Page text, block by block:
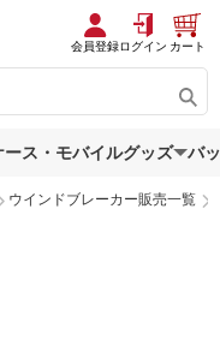
会員登録ログイン カート
ース・モバイルグッズ バ
ウインドブレーカー販売一覧